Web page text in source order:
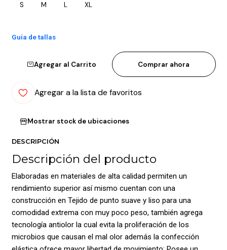
S M L XL
Guía de tallas
Agregar al Carrito Comprar ahora
Agregar a la lista de favoritos
Mostrar stock de ubicaciones
DESCRIPCIÓN
Descripción del producto
Elaboradas en materiales de alta calidad permiten un
rendimiento superior así mismo cuentan con una
construcción en Tejido de punto suave y liso para una
comodidad extrema con muy poco peso, también agrega
tecnología antiolor la cual evita la proliferación de los
microbios que causan el mal olor además la confección